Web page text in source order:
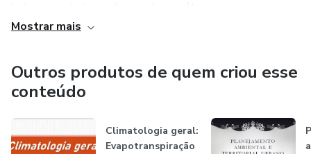
instrumento visual apenas auxiliar.
Mostrar mais
Outros produtos de quem criou esse
conteúdo
Climatologia geral:
Evapotranspiração